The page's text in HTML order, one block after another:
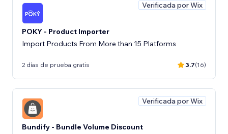
Verificada por Wix
POKY - Product Importer
Import Products From More than 15 Platforms
2 días de prueba gratis 3.7(16)
Verificada por Wix
Bundify - Bundle Volume Discount